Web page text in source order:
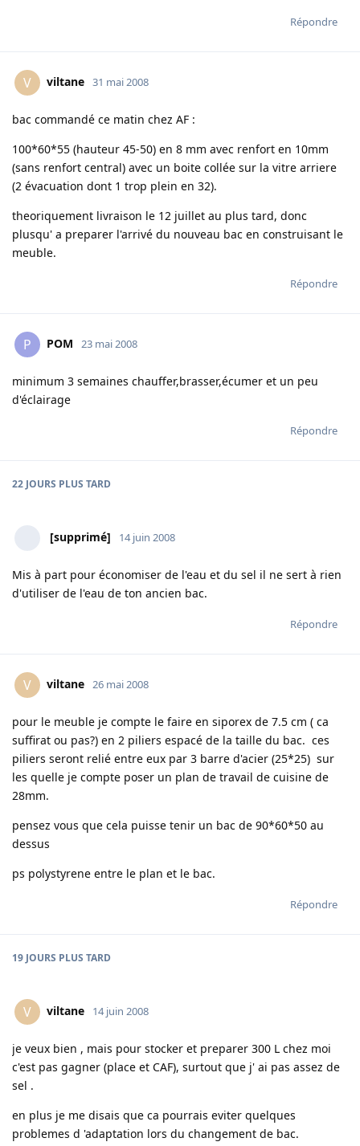
Répondre
V viltane 31 mai 2008
bac commandé ce matin chez AF :
100*60*55 (hauteur 45-50) en 8 mm avec renfort en 10mm
(sans renfort central) avec un boite collée sur la vitre arriere
(2 évacuation dont 1 trop plein en 32).
theoriquement livraison le 12 juillet au plus tard, donc
plusqu' a preparer l'arrivé du nouveau bac en construisant le
meuble.
Répondre
P POM 23 mai 2008
minimum 3 semaines chauffer,brasser,écumer et un peu
d'éclairage
Répondre
22 JOURS PLUS TARD
[supprimé] 14 juin 2008
Mis à part pour économiser de l'eau et du sel il ne sert à rien
d'utiliser de l'eau de ton ancien bac.
Répondre
V viltane 26 mai 2008
pour le meuble je compte le faire en siporex de 7.5 cm ( ca
suffirat ou pas?) en 2 piliers espacé de la taille du bac. ces
piliers seront relié entre eux par 3 barre d'acier (25*25) sur
les quelle je compte poser un plan de travail de cuisine de
28mm.
pensez vous que cela puisse tenir un bac de 90*60*50 au
dessus
ps polystyrene entre le plan et le bac.
Répondre
19 JOURS PLUS TARD
V viltane 14 juin 2008
je veux bien , mais pour stocker et preparer 300 L chez moi
c'est pas gagner (place et CAF), surtout que j' ai pas assez de
sel .
en plus je me disais que ca pourrais eviter quelques
problemes d 'adaptation lors du changement de bac.